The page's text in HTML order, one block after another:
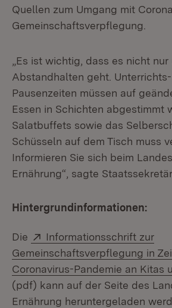
Quellen zum Umgang mit
Gemeinschaftsverpflegung.
„Es ist wichtig, dass es nicht nur
Abstandhalten geht.
Pausenzeiten müssen auf
Essen in Schichten abgestimmt
Salatbuffets sowie das
Schüsseln auf dem Tisch muss
Informieren Sie sich beim
Ernährung“, sagte
Hintergrundinformationen:
Die Extern:
Informationsschrift zur
Gemeinschaftsverpflegung in
Coronavirus-Pandemie an Kitas
(pdf) kann auf der Seite des
Ernährung heruntergeladen